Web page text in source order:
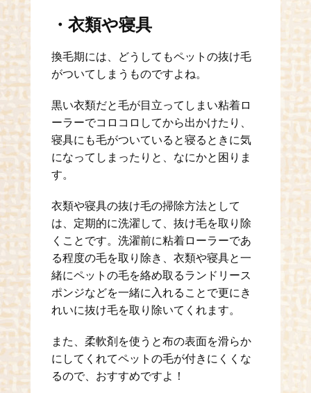
・衣類や寝具
換毛期には、どうしてもペットの抜け毛
がついてしまうものですよね。
黒い衣類だと毛が目立ってしまい粘着ロ
ーラーでコロコロしてから出かけたり、
寝具にも毛がついていると寝るときに気
になってしまったりと、なにかと困りま
す。
衣類や寝具の抜け毛の掃除方法として
は、定期的に洗濯して、抜け毛を取り除
くことです。洗濯前に粘着ローラーであ
る程度の毛を取り除き、衣類や寝具と一
緒にペットの毛を絡め取るランドリース
ポンジなどを一緒に入れることで更にき
れいに抜け毛を取り除いてくれます。
また、柔軟剤を使うと布の表面を滑らか
にしてくれてペットの毛が付きにくくな
るので、おすすめですよ！